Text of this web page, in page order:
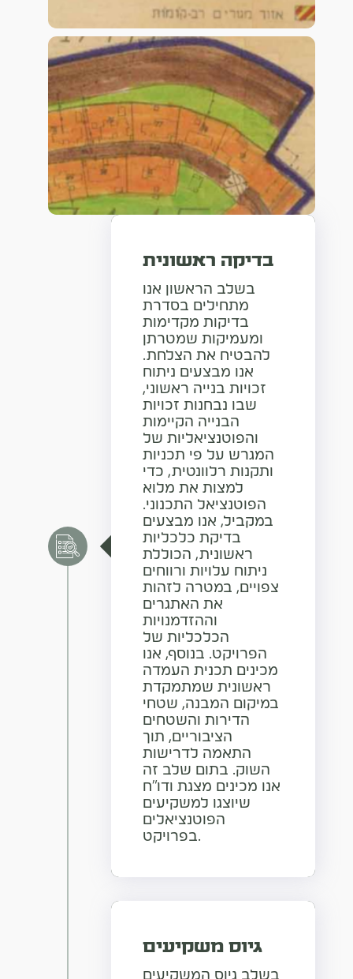
בדיקה ראשונית
בשלב הראשון אנו
מתחילים בסדרת
בדיקות מקדימות
ומעמיקות שמטרתן
להבטיח את הצלחת.
אנו מבצעים ניתוח
זכויות בנייה ראשוני,
שבו נבחנות זכויות
הבנייה הקיימות
והפוטנציאליות של
המגרש על פי תכניות
ותקנות רלוונטית, כדי
למצות את מלוא
הפוטנציאל התכנוני.
במקביל, אנו מבצעים
בדיקת כלכליות
ראשונית, הכוללת
ניתוח עלויות ורווחים
צפויים, במטרה לזהות
את האתגרים
וההזדמנויות
הכלכליות של
הפרויקט. בנוסף, אנו
מכינים תכנית העמדה
ראשונית שמתמקדת
במיקום המבנה, שטחי
הדירות והשטחים
הציבוריים, תוך
התאמה לדרישות
השוק. בתום שלב זה
אנו מכינים מצגת ודו"ח
שיוצגו למשקיעים
הפוטנציאלים
בפרויקט.
גיוס משקיעים
בשלב גיוס המשקיעים